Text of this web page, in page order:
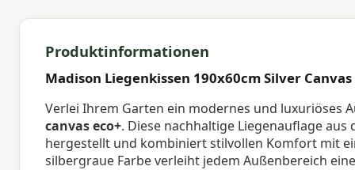
Produktinformationen
Madison Liegenkissen 190x60cm Silver Canvas
Verlei Ihrem Garten ein modernes und luxuriöses
canvas eco+. Diese nachhaltige Liegenauflage
hergestellt und kombiniert stilvollen Komfort mit
silbergraue Farbe verleiht jedem Außenbereich